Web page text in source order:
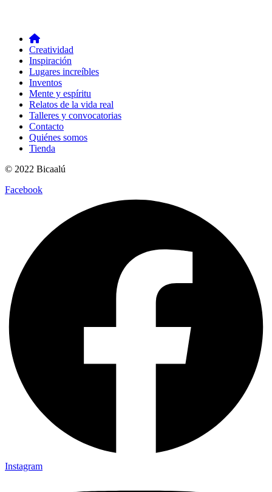
Creatividad
Inspiración
Lugares increíbles
Inventos
Mente y espíritu
Relatos de la vida real
Talleres y convocatorias
Contacto
Quiénes somos
Tienda
© 2022 Bicaalú
Facebook
Instagram